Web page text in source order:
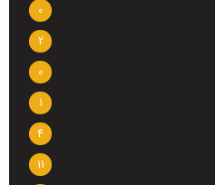
0
2
0
1
4
11